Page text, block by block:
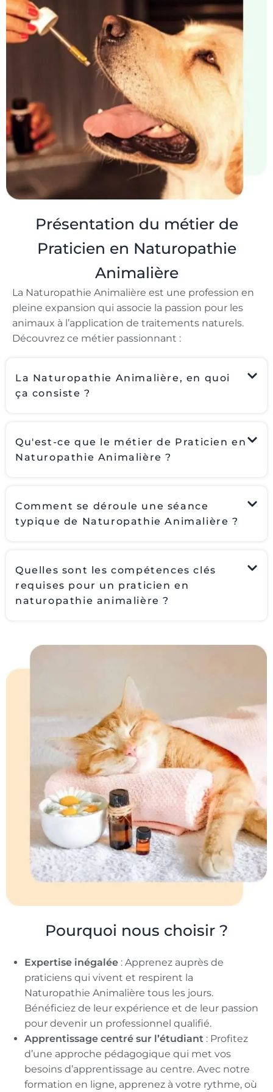
Présentation du métier de
Praticien en Naturopathie
Animalière
La Naturopathie Animalière est une profession en
pleine expansion qui associe la passion pour les
animaux à l’application de traitements naturels.
Découvrez ce métier passionnant :
La Naturopathie Animalière, en quoi
ça consiste ?
Qu'est-ce que le métier de Praticien en
Naturopathie Animalière ?
Comment se déroule une séance
typique de Naturopathie Animalière ?
Quelles sont les compétences clés
requises pour un praticien en
naturopathie animalière ?
Pourquoi nous choisir ?
Expertise inégalée : Apprenez auprès de
praticiens qui vivent et respirent la
Naturopathie Animalière tous les jours.
Bénéficiez de leur expérience et de leur passion
pour devenir un professionnel qualifié.
Apprentissage centré sur l’étudiant : Profitez
d’une approche pédagogique qui met vos
besoins d’apprentissage au centre. Avec notre
formation en ligne, apprenez à votre rythme, où